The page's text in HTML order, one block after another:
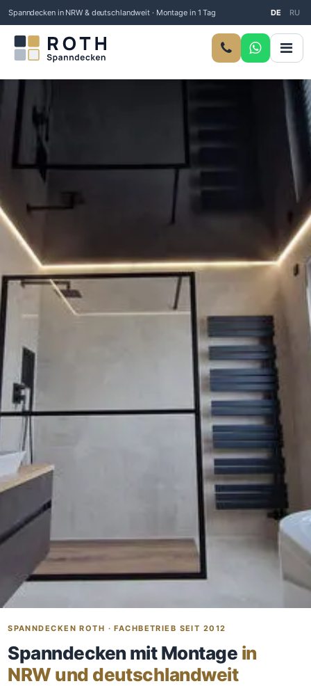
Spanndecken in NRW & deutschlandweit · Montage in 1 Tag DE RU
Was kostet meine neue
Spanndecke?
Unverbindlich · kostenlos · ohne Anmeldung
SPANNDECKEN ROTH · FACHBETRIEB SEIT 2012
Spanndecken mit Montage in
NRW und deutschlandweit